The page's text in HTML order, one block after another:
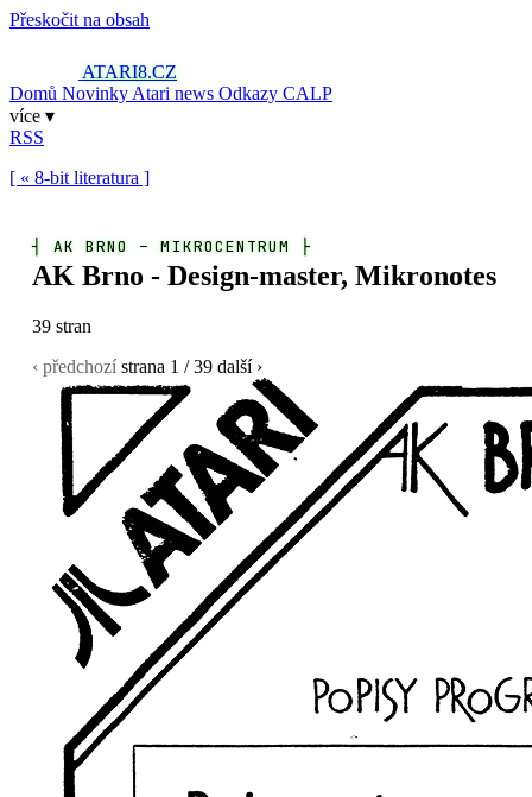
Přeskočit na obsah
ATARI8.CZ
Domů Novinky Atari news Odkazy CALP
více ▾
RSS
[ « 8-bit literatura ]
┤AK BRNO – MIKROCENTRUM ├
AK Brno - Design-master, Mikronotes
39 stran
‹ předchozí strana 1 / 39 další ›